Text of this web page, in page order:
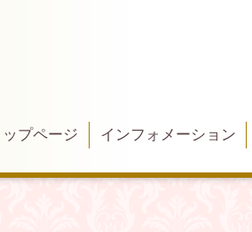
ップページ インフォメーション